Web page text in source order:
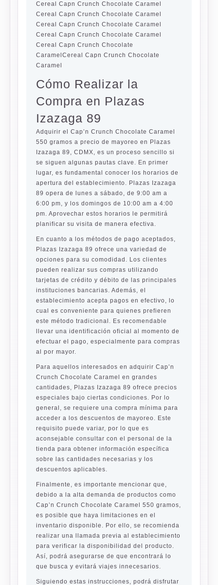
Cereal Capn Crunch Chocolate Caramel
Cereal Capn Crunch Chocolate Caramel
Cereal Capn Crunch Chocolate Caramel
Cereal Capn Crunch Chocolate Caramel
Cereal Capn Crunch Chocolate
CaramelCereal Capn Crunch Chocolate
Caramel
Cómo Realizar la
Compra en Plazas
Izazaga 89
Adquirir el Cap’n Crunch Chocolate Caramel
550 gramos a precio de mayoreo en Plazas
Izazaga 89, CDMX, es un proceso sencillo si
se siguen algunas pautas clave. En primer
lugar, es fundamental conocer los horarios de
apertura del establecimiento. Plazas Izazaga
89 opera de lunes a sábado, de 9:00 am a
6:00 pm, y los domingos de 10:00 am a 4:00
pm. Aprovechar estos horarios le permitirá
planificar su visita de manera efectiva.
En cuanto a los métodos de pago aceptados,
Plazas Izazaga 89 ofrece una variedad de
opciones para su comodidad. Los clientes
pueden realizar sus compras utilizando
tarjetas de crédito y débito de las principales
instituciones bancarias. Además, el
establecimiento acepta pagos en efectivo, lo
cual es conveniente para quienes prefieren
este método tradicional. Es recomendable
llevar una identificación oficial al momento de
efectuar el pago, especialmente para compras
al por mayor.
Para aquellos interesados en adquirir Cap’n
Crunch Chocolate Caramel en grandes
cantidades, Plazas Izazaga 89 ofrece precios
especiales bajo ciertas condiciones. Por lo
general, se requiere una compra mínima para
acceder a los descuentos de mayoreo. Este
requisito puede variar, por lo que es
aconsejable consultar con el personal de la
tienda para obtener información específica
sobre las cantidades necesarias y los
descuentos aplicables.
Finalmente, es importante mencionar que,
debido a la alta demanda de productos como
Cap’n Crunch Chocolate Caramel 550 gramos,
es posible que haya limitaciones en el
inventario disponible. Por ello, se recomienda
realizar una llamada previa al establecimiento
para verificar la disponibilidad del producto.
Así, podrá asegurarse de que encontrará lo
que busca y evitará viajes innecesarios.
Siguiendo estas instrucciones, podrá disfrutar